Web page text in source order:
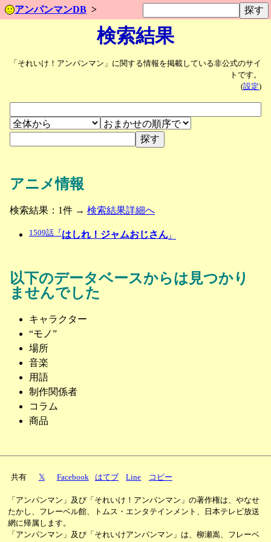
アンパンマンDB
検索結果
「それいけ！アンパンマン」に関する情報を掲載している非公式のサイ
トです。
(設定)
アニメ情報
検索結果：1件 → 検索結果詳細へ
1509話『 はしれ！ジャムおじさん』
以下のデータベースからは見つかり
ませんでした
キャラクター
“モノ”
場所
音楽
用語
制作関係者
コラム
商品
共有 𝕏 Facebook はてブ Line コピー
「アンパンマン」及び「それいけ！アンパンマン」の著作権は、やなせ
たかし、フレーベル館、トムス・エンタテインメント、日本テレビ放送
網に帰属します。
「アンパンマン」及び「それいけアンパンマン」は、柳瀬嵩、フレーベ